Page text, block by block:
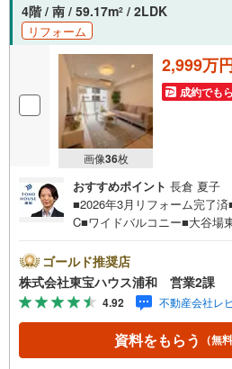
4階 / 南 / 59.17m2 / 2LDK
リフォーム
画像36枚
2,999万
成約でも
おすすめポイント 長倉 夏子
■2026年3月リフォーム完了
C■ワイドバルコニー■大谷場
時間:7:00～22:00（年中無休
のお問い合わせがスムーズに
ご連絡下さい！東宝ハウスラ
プ 東宝ハウス浦和 特別提携
和の住宅ローン■変動金利
金利優遇割の最大適用《
ゴールド推奨店
株式会社東宝ハウス浦和 営業2課
4.92 不動産会社レ
資料をもらう （無